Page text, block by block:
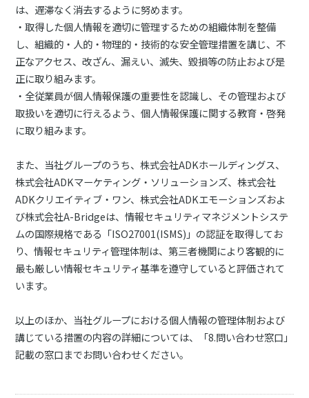
は、遅滞なく消去するように努めます。
・取得した個人情報を適切に管理するための組織体制を整備
し、組織的・人的・物理的・技術的な安全管理措置を講じ、不
正なアクセス、改ざん、漏えい、滅失、毀損等の防止および是
正に取り組みます。
・全従業員が個人情報保護の重要性を認識し、その管理および
取扱いを適切に行えるよう、個人情報保護に関する教育・啓発
に取り組みます。
また、当社グループのうち、株式会社ADKホールディングス、
株式会社ADKマーケティング・ソリューションズ、株式会社
ADKクリエイティブ・ワン、株式会社ADKエモーションズおよ
び株式会社A-Bridgeは、情報セキュリティマネジメントシステ
ムの国際規格である「ISO27001(ISMS)」の認証を取得してお
り、情報セキュリティ管理体制は、第三者機関により客観的に
最も厳しい情報セキュリティ基準を遵守していると評価されて
います。
以上のほか、当社グループにおける個人情報の管理体制および
講じている措置の内容の詳細については、「8.問い合わせ窓口」
記載の窓口までお問い合わせください。